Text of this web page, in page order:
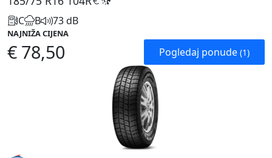
C B 73 dB
NAJNIŽA CIJENA
€ 78,50 Pogledaj ponude (1)